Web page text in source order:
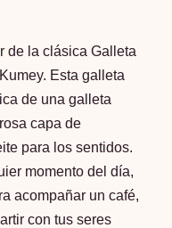
de la clásica Galleta
Esta galleta
de una galleta
capa de
para los sentidos.
momento del día,
acompañar un café,
con tus seres